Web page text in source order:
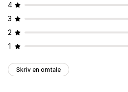
4
3
2
1
Skriv en omtale